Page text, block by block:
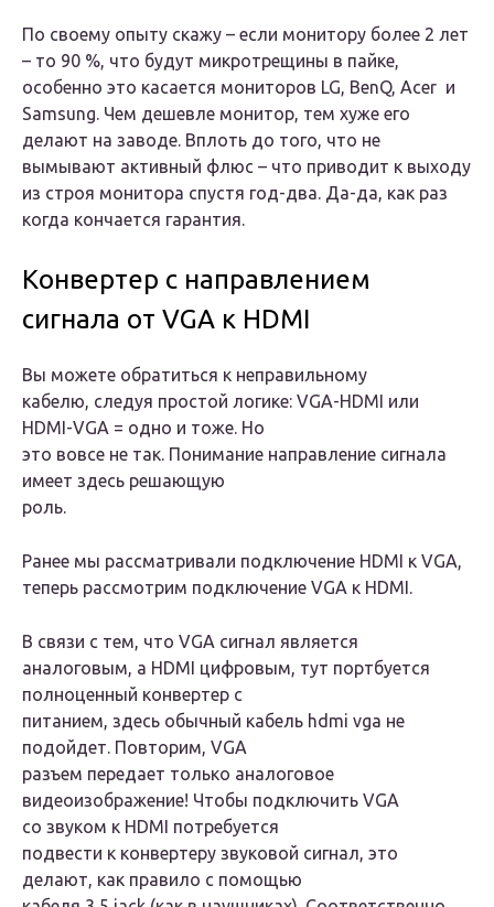
По своему опыту скажу – если монитору более 2 лет
– то 90 %, что будут микротрещины в пайке,
особенно это касается мониторов LG, BenQ, Acer и
Samsung. Чем дешевле монитор, тем хуже его
делают на заводе. Вплоть до того, что не
вымывают активный флюс – что приводит к выходу
из строя монитора спустя год-два. Да-да, как раз
когда кончается гарантия.
Конвертер с направлением
сигнала от VGA к HDMI
Вы можете обратиться к неправильному
кабелю, следуя простой логике: VGA-HDMI или
HDMI-VGA = одно и тоже. Но
это вовсе не так. Понимание направление сигнала
имеет здесь решающую
роль.
Ранее мы рассматривали подключение HDMI к VGA,
теперь рассмотрим подключение VGA к HDMI.
В связи с тем, что VGA сигнал является
аналоговым, а HDMI цифровым, тут портбуется
полноценный конвертер с
питанием, здесь обычный кабель hdmi vga не
подойдет. Повторим, VGA
разъем передает только аналоговое
видеоизображение! Чтобы подключить VGA
со звуком к HDMI потребуется
подвести к конвертеру звуковой сигнал, это
делают, как правило с помощью